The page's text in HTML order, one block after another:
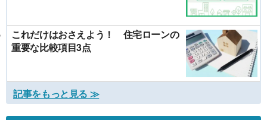
これだけはおさえよう！ 住宅ローンの
重要な比較項目3点
記事をもっと見る ≫